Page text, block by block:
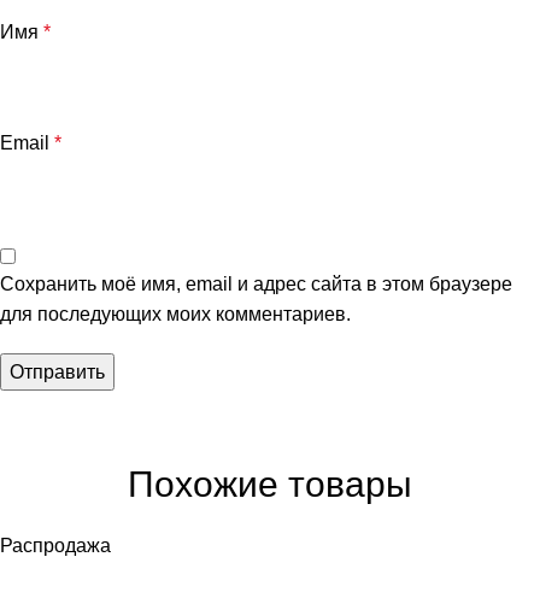
Имя *
Email *
Сохранить моё имя, email и адрес сайта в этом браузере
для последующих моих комментариев.
Похожие товары
Распродажа